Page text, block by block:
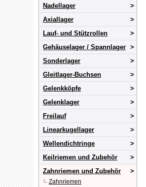
Nadellager
Axiallager
Lauf- und Stützrollen
Gehäuselager / Spannlager
Sonderlager
Gleitlager-Buchsen
Gelenkköpfe
Gelenklager
Freilauf
Linearkugellager
Wellendichtringe
Keilriemen und Zubehör
Zahnriemen und Zubehör
Zahnriemen